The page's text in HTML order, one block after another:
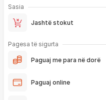
Sasia
Jashtë stokut
Pagesa të sigurta
Paguaj me para në dorë
Paguaj online